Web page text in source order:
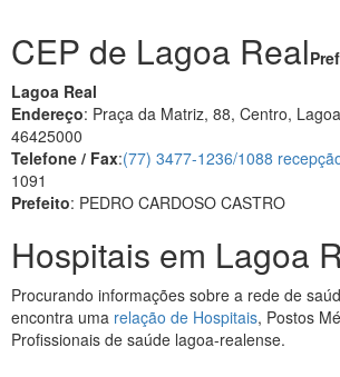
CEP de Lagoa Real
Lagoa Real
Endereço: Praça da Matriz, 88, Centro,
46425000
Telefone / Fax:(77) 3477-1236/1088
1091
Prefeito: PEDRO CARDOSO CASTRO
Hospitais em Lagoa
Procurando informações sobre a rede de
encontra uma relação de Hospitais, Postos
Profissionais de saúde lagoa-realense.